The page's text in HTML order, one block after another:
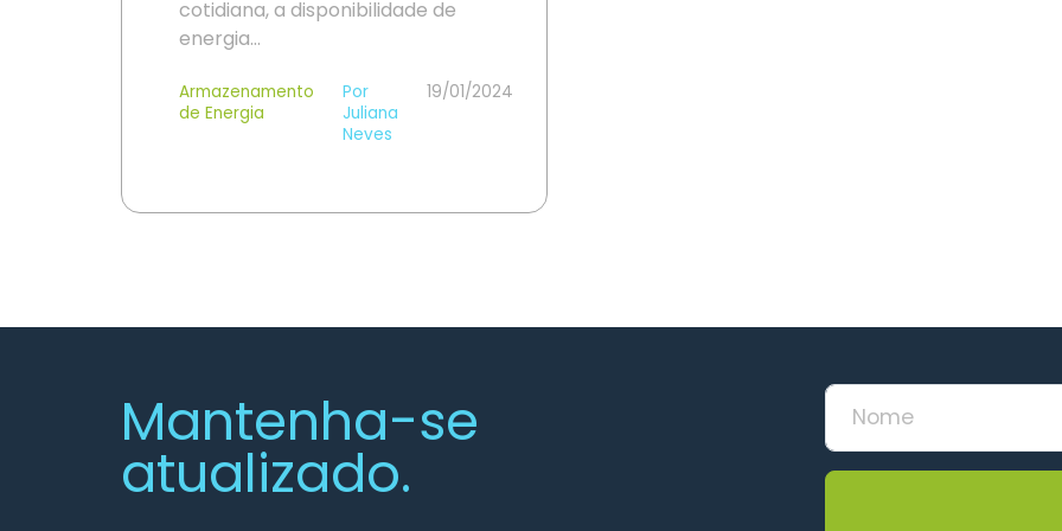
cotidiana, a disponibilidade de
energia…
Armazenamento
de Energia
Por
Juliana
Neves
19/01/2024
Mantenha-se
atualizado.